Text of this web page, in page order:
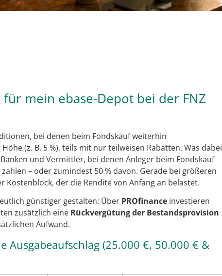
mein ebase-Depot bei der FNZ
bei denen beim Fondskauf weiterhin
(z. B. 5 %), teils mit nur teilweisen Rabatten. Was dabei
und Vermittler, bei denen Anleger beim Fondskauf
– oder zumindest 50 % davon. Gerade bei größeren
der die Rendite von Anfang an belastet.
günstiger gestalten: Über PROfinance investieren
zusätzlich eine Rückvergütung der Bestandsprovision
Aufwand.
Ausgabeaufschlag (25.000 €, 50.000 € &